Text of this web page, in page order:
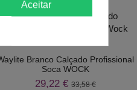
Branco Calçado Profissional
Soca WOCK
29,22 €33,58 €
Aceitar